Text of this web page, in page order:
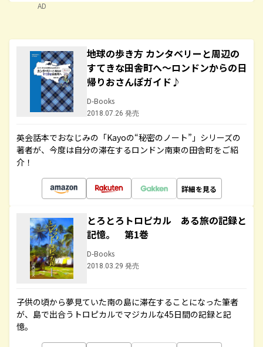
AD
地球の歩き方 カンタベリーと周辺の
すてきな田舎町へ～ロンドンからの日
帰りおさんぽガイド♪
D-Books
2018.07.26 発売
英会話本でおなじみの「Kayoの“秘密のノート”」シリーズの
著者が、今度は自分の滞在するロンドン南東の田舎町をご紹
介！
詳細を見る
とろとろトロピカル ある旅の記録と
記憶。 第1巻
D-Books
2018.03.29 発売
子供の頃から夢見ていた南の島に滞在することになった筆者
が、島で出合うトロピカルでマジカルな45日間の記録と記
憶。